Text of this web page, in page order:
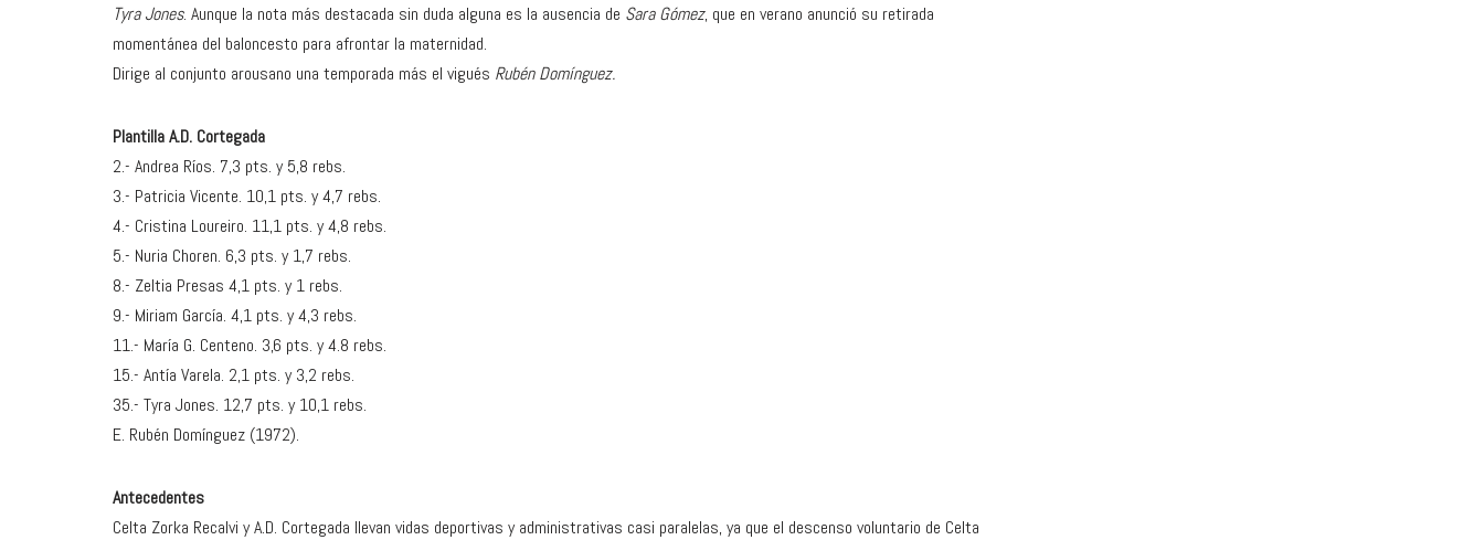
Tyra Jones. Aunque la nota más destacada sin duda alguna es la ausencia de Sara Gómez, que en verano anunció su retirada
momentánea del baloncesto para afrontar la maternidad.
Dirige al conjunto arousano una temporada más el vigués Rubén Domínguez.
Plantilla A.D. Cortegada
2.- Andrea Ríos. 7,3 pts. y 5,8 rebs.
3.- Patricia Vicente. 10,1 pts. y 4,7 rebs.
4.- Cristina Loureiro. 11,1 pts. y 4,8 rebs.
5.- Nuria Choren. 6,3 pts. y 1,7 rebs.
8.- Zeltia Presas 4,1 pts. y 1 rebs.
9.- Miriam García. 4,1 pts. y 4,3 rebs.
11.- María G. Centeno. 3,6 pts. y 4.8 rebs.
15.- Antía Varela. 2,1 pts. y 3,2 rebs.
35.- Tyra Jones. 12,7 pts. y 10,1 rebs.
E. Rubén Domínguez (1972).
Antecedentes
Celta Zorka Recalvi y A.D. Cortegada llevan vidas deportivas y administrativas casi paralelas, ya que el descenso voluntario de Celta